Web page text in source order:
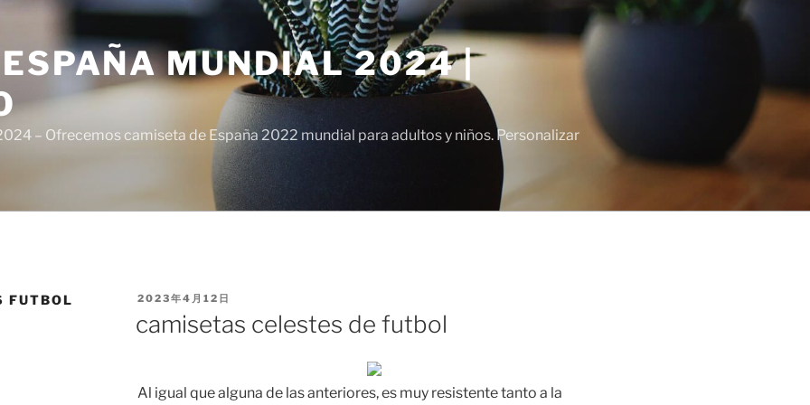
MUNDIAL 2024 |
– Ofrecemos camiseta de España 2022 mundial para adultos y niños. Personalizar
FUTBOL
PUBLICADO
2023年4月12日
camisetas celestes de futbol
Al igual que alguna de las anteriores, es muy resistente tanto a la